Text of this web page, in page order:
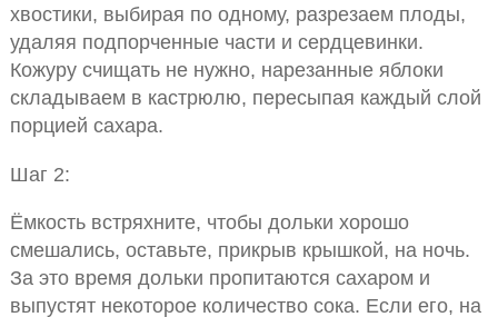
хвостики, выбирая по одному, разрезаем плоды,
удаляя подпорченные части и сердцевинки.
Кожуру счищать не нужно, нарезанные яблоки
складываем в кастрюлю, пересыпая каждый слой
порцией сахара.
Шаг 2:
Ёмкость встряхните, чтобы дольки хорошо
смешались, оставьте, прикрыв крышкой, на ночь.
За это время дольки пропитаются сахаром и
выпустят некоторое количество сока. Если его, на